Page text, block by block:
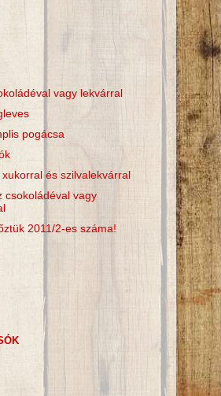
vagy lekvárral
pogácsa
és szilvalekvárral
csokoládéval vagy
2011/2-es száma!